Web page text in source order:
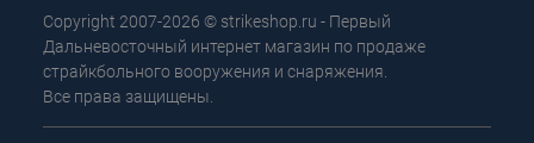
Copyright 2007-2026 © strikeshop.ru - Первый
Дальневосточный интернет магазин по продаже
страйкбольного вооружения и снаряжения.
Все права защищены.